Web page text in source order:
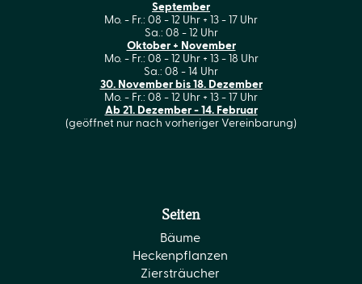
September
Mo. - Fr.: 08 - 12 Uhr + 13 - 17 Uhr
Sa.: 08 - 12 Uhr
Oktober + November
Mo. - Fr.: 08 - 12 Uhr + 13 - 18 Uhr
Sa.: 08 - 14 Uhr
30. November bis 18. Dezember
Mo. - Fr.: 08 - 12 Uhr + 13 - 17 Uhr
Ab 21. Dezember - 14. Februar
(geöffnet nur nach vorheriger Vereinbarung)
Seiten
Bäume
Heckenpflanzen
Ziersträucher